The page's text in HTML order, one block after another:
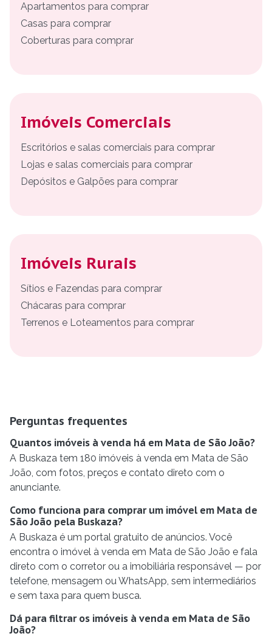
Apartamentos para comprar
Casas para comprar
Coberturas para comprar
Imóveis Comerciais
Escritórios e salas comerciais para comprar
Lojas e salas comerciais para comprar
Depósitos e Galpões para comprar
Imóveis Rurais
Sítios e Fazendas para comprar
Chácaras para comprar
Terrenos e Loteamentos para comprar
Perguntas frequentes
Quantos imóveis à venda há em Mata de São João?
A Buskaza tem 180 imóveis à venda em Mata de São
João, com fotos, preços e contato direto com o
anunciante.
Como funciona para comprar um imóvel em Mata de
São João pela Buskaza?
A Buskaza é um portal gratuito de anúncios. Você
encontra o imóvel à venda em Mata de São João e fala
direto com o corretor ou a imobiliária responsável — por
telefone, mensagem ou WhatsApp, sem intermediários
e sem taxa para quem busca.
Dá para filtrar os imóveis à venda em Mata de São
João?